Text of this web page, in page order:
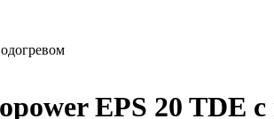
EPS 20 TDE с